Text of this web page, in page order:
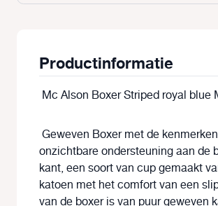
Productinformatie
Mc Alson Boxer Striped royal blue
Geweven Boxer met de
onzichtbare ondersteuning aan de
kant, een soort van cup gemaakt
katoen met het comfort van een
van de boxer is van puur geweven